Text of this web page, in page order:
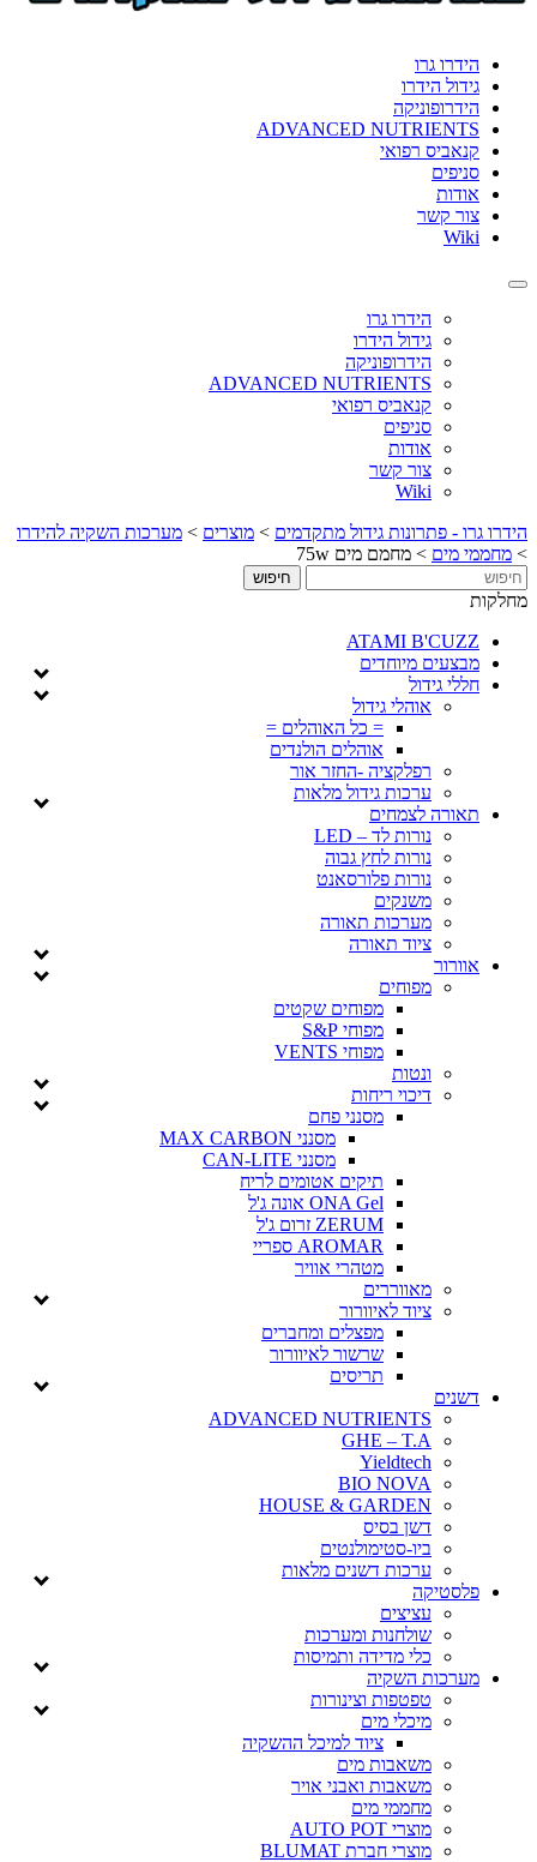
הידרו גרו
גידול הידרו
הידרופוניקה
ADVANCED NUTRIENTS
קנאביס רפואי
סניפים
אודות
צור קשר
Wiki
Toggle
הידרו גרו
גידול הידרו
הידרופוניקה
ADVANCED NUTRIENTS
קנאביס רפואי
סניפים
אודות
צור קשר
Wiki
הידרו גרו - פתרונות גידול מתקדמים > מוצרים > מערכות השקיה להידרו
> מחממי מים > מחמם מים 75w
מחלקות
ATAMI B'CUZZ
מבצעים מיוחדים
חללי גידול
אוהלי גידול
= כל האוהלים =
אוהלים הולנדים
רפלקציה -החזר אור
ערכות גידול מלאות
תאורה לצמחים
נורות לד – LED
נורות לחץ גבוה
נורות פלורסאנט
משנקים
מערכות תאורה
ציוד תאורה
אוורור
מפוחים
מפוחים שקטים
מפוחי S&P
מפוחי VENTS
ונטות
דיכוי ריחות
מסנני פחם
מסנני MAX CARBON
מסנני CAN-LITE
תיקים אטומים לריח
ONA Gel אונה ג'ל
ZERUM זרום ג'ל
AROMAR ספריי
מטהרי אוויר
מאווררים
ציוד לאיוורור
מפצלים ומחברים
שרשור לאיוורור
תריסים
דשנים
ADVANCED NUTRIENTS
GHE – T.A
Yieldtech
BIO NOVA
HOUSE & GARDEN
דשן בסיס
ביו-סטימולנטים
ערכות דשנים מלאות
פלסטיקה
עציצים
שולחנות ומערכות
כלי מדידה ותמיסות
מערכות השקיה
טפטפות וצינורות
מיכלי מים
ציוד למיכל ההשקיה
משאבות מים
משאבות ואבני אויר
מחממי מים
מוצרי AUTO POT
מוצרי חברת BLUMAT
format_underlined הוסף קו תחתון לקישורים
את
כל